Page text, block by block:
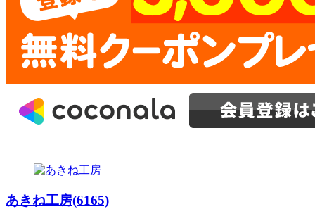
あきね工房(6165)